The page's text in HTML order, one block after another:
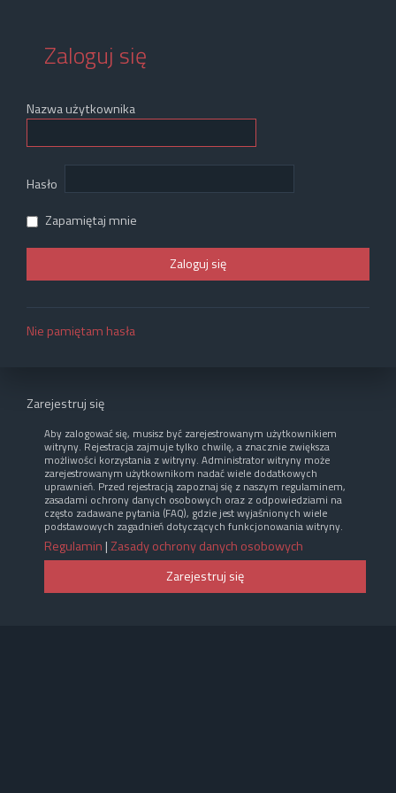
Zaloguj się
Nazwa użytkownika
Hasło
Zapamiętaj mnie
Nie pamiętam hasła
Zarejestruj się
Aby zalogować się, musisz być zarejestrowanym użytkownikiem
witryny. Rejestracja zajmuje tylko chwilę, a znacznie zwiększa
możliwości korzystania z witryny. Administrator witryny może
zarejestrowanym użytkownikom nadać wiele dodatkowych
uprawnień. Przed rejestracją zapoznaj się z naszym regulaminem,
zasadami ochrony danych osobowych oraz z odpowiedziami na
często zadawane pytania (FAQ), gdzie jest wyjaśnionych wiele
podstawowych zagadnień dotyczących funkcjonowania witryny.
Regulamin | Zasady ochrony danych osobowych
Zarejestruj się